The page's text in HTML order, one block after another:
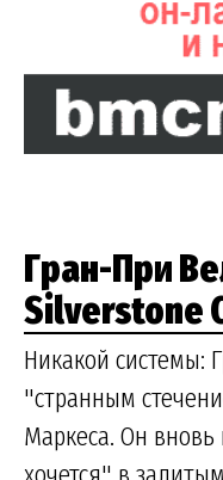
Гран-При
Silverstone
Никакой системы:
"странным
Маркеса. Он